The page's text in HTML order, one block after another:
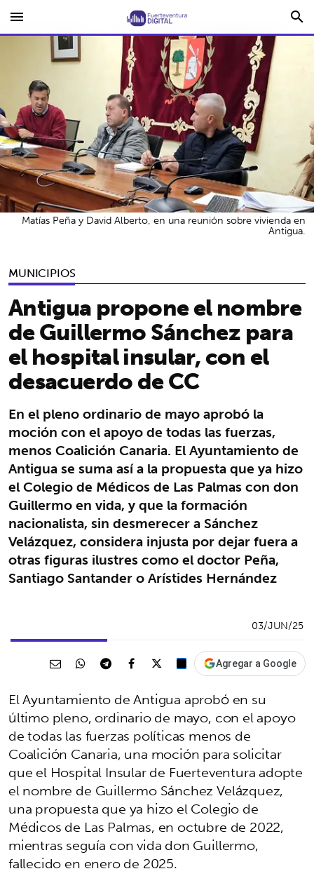
menu search
MUNICIPIOS
Antigua propone el nombre
de Guillermo Sánchez para
el hospital insular, con el
desacuerdo de CC
En el pleno ordinario de mayo aprobó la
moción con el apoyo de todas las fuerzas,
menos Coalición Canaria. El Ayuntamiento de
Antigua se suma así a la propuesta que ya hizo
el Colegio de Médicos de Las Palmas con don
Guillermo en vida, y que la formación
nacionalista, sin desmerecer a Sánchez
Velázquez, considera injusta por dejar fuera a
otras figuras ilustres como el doctor Peña,
Santiago Santander o Arístides Hernández
Matías Peña y David Alberto, en una reunión sobre vivienda en
Antigua.
03/JUN/25
Agregar a Google
El Ayuntamiento de Antigua aprobó en su
último pleno, ordinario de mayo, con el apoyo
de todas las fuerzas políticas menos de
Coalición Canaria, una moción para solicitar
que el Hospital Insular de Fuerteventura adopte
el nombre de Guillermo Sánchez Velázquez,
una propuesta que ya hizo el Colegio de
Médicos de Las Palmas, en octubre de 2022,
mientras seguía con vida don Guillermo,
fallecido en enero de 2025.